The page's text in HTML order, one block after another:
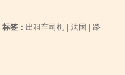
标
标签： 出租车司机 |法国 | 路